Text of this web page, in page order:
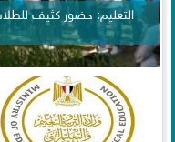
التعليم: حضور كثيف